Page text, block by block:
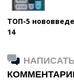
ТОП-5
14